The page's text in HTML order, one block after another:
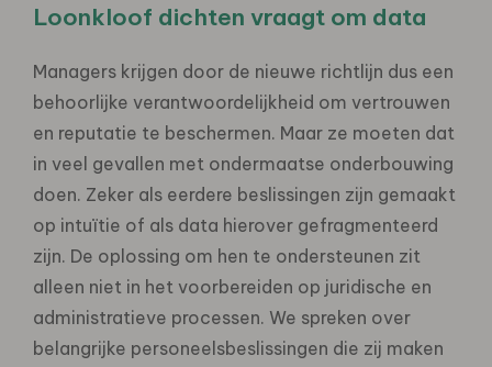
Loonkloof dichten vraagt om data
Managers krijgen door de nieuwe richtlijn dus een
behoorlijke verantwoordelijkheid om vertrouwen
en reputatie te beschermen. Maar ze moeten dat
in veel gevallen met ondermaatse onderbouwing
doen. Zeker als eerdere beslissingen zijn gemaakt
op intuïtie of als data hierover gefragmenteerd
zijn. De oplossing om hen te ondersteunen zit
alleen niet in het voorbereiden op juridische en
administratieve processen. We spreken over
belangrijke personeelsbeslissingen die zij maken